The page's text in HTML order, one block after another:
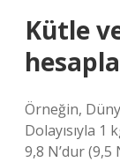
Kütle
Örneğin,
Dolayısıyla 1
9,8 N’dur (9,5